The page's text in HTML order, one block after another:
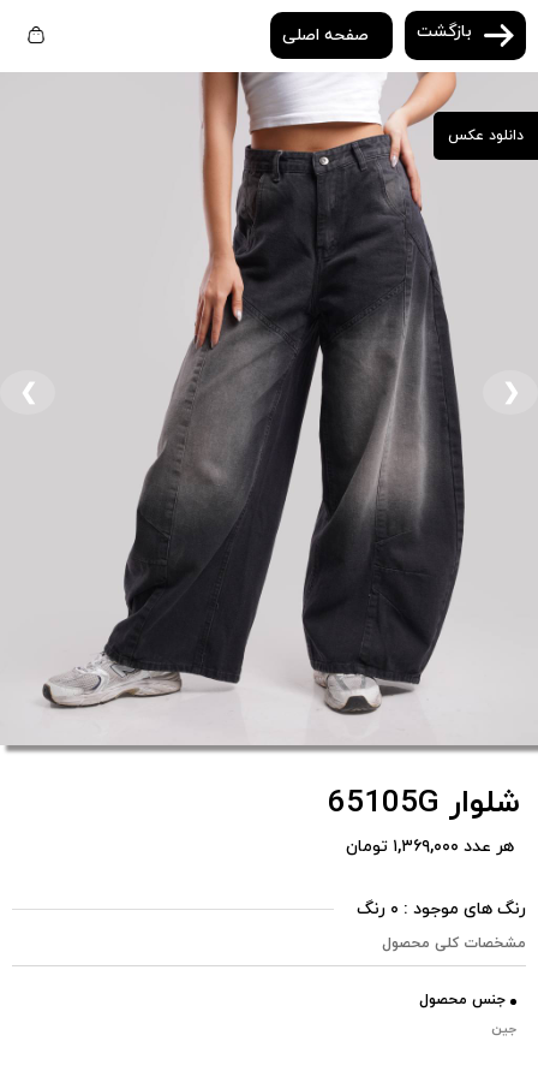
بازگشت صفحه اصلی
دانلود عکس
❮ ❯
شلوار 65105G
هر عدد ۱,۳۶۹,۰۰۰ تومان
رنگ های موجود : ۰ رنگ
مشخصات کلی محصول
جنس محصول
جین